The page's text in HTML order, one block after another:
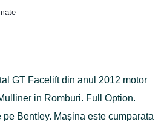
GT Facelift din anul 2012 motor
in Romburi. Full Option.
Bentley. Mașina este cumparata